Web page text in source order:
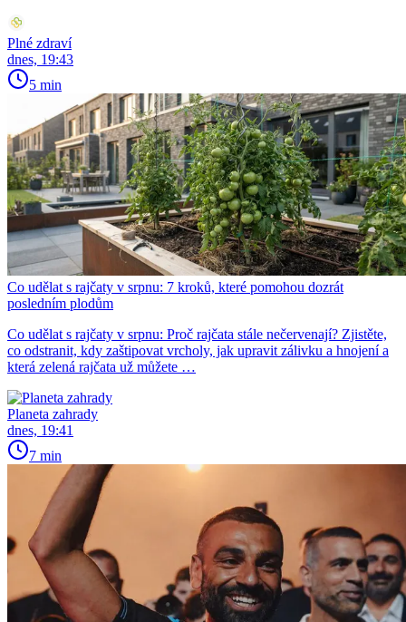
Plné zdraví
dnes, 19:43
5 min
Co udělat s rajčaty v srpnu: 7 kroků, které pomohou dozrát
posledním plodům
Co udělat s rajčaty v srpnu: Proč rajčata stále nečervenají? Zjistěte,
co odstranit, kdy zaštipovat vrcholy, jak upravit zálivku a hnojení a
která zelená rajčata už můžete …
Planeta zahrady
dnes, 19:41
7 min